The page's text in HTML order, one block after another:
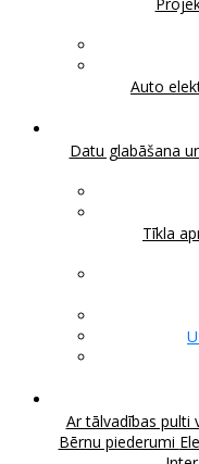
Auto
Datu glabāšana
Tīkla
Ar tālvadības pulti
Bērnu piederumi